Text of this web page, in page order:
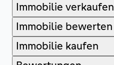
Immobilie verkaufen
Immobilie bewerten
Immobilie kaufen